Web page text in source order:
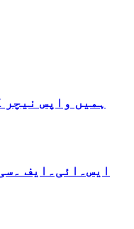
ہمیں واپس
ایس۔ائی۔ایف